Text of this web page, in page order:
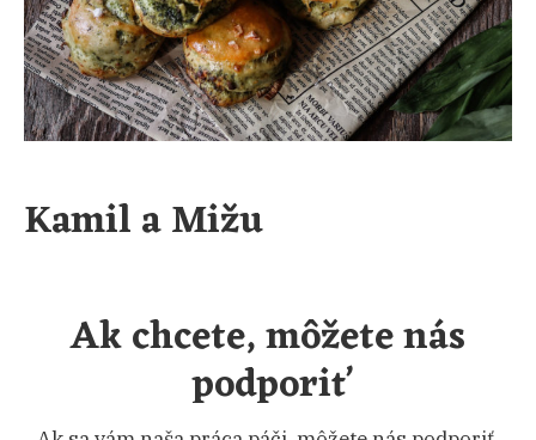
Kamil a Mižu
Ak chcete, môžete nás
podporiť